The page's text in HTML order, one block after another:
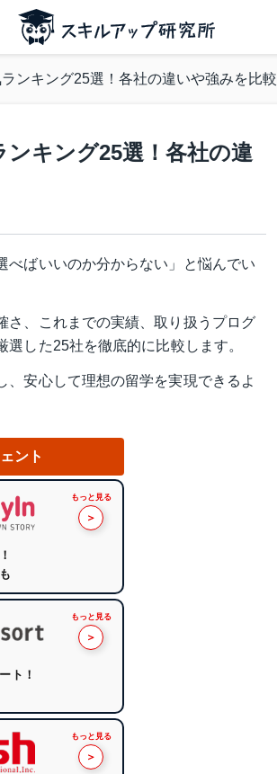
ンキング25選！各社の違いや強みを比較
キング25選！各社の違
べばいいのか分からない」と悩んでい
さ、これまでの実績、取り扱うプログ
した25社を徹底的に比較します。
安心して理想の留学を実現できるよ
ント
もっと見る
＞
もっと見る
＞
ト！
もっと見る
＞